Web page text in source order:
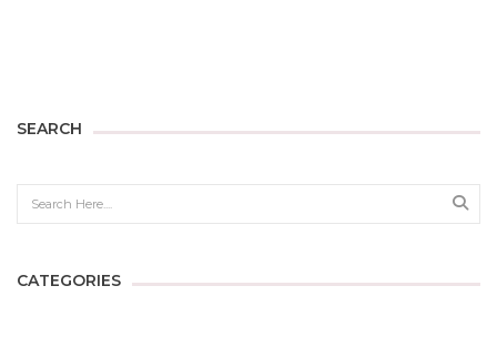
SEARCH
CATEGORIES